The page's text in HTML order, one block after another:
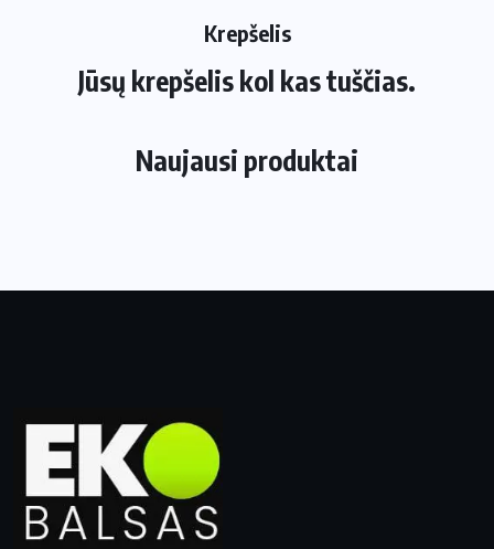
Krepšelis
Jūsų krepšelis kol kas tuščias.
Naujausi produktai